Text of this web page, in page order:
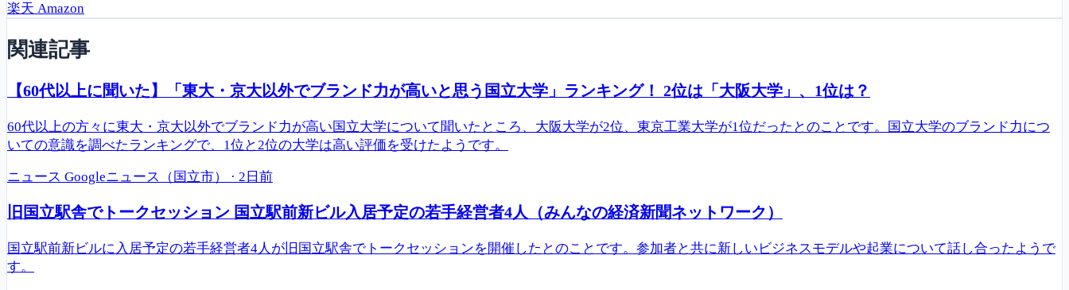
楽天 Amazon
関連記事
【60代以上に聞いた】「東大・京大以外でブランド力が高いと思う国立大学」ランキング！ 2位は「大阪大学」、1位は？
60代以上の方々に東大・京大以外でブランド力が高い国立大学について聞いたところ、大阪大学が2位、東京工業大学が1位だったとのことです。国立大学のブランド力につ
いての意識を調べたランキングで、1位と2位の大学は高い評価を受けたようです。
ニュース Googleニュース（国立市） · 2日前
旧国立駅舎でトークセッション 国立駅前新ビル入居予定の若手経営者4人（みんなの経済新聞ネットワーク）
国立駅前新ビルに入居予定の若手経営者4人が旧国立駅舎でトークセッションを開催したとのことです。参加者と共に新しいビジネスモデルや起業について話し合ったようで
す。